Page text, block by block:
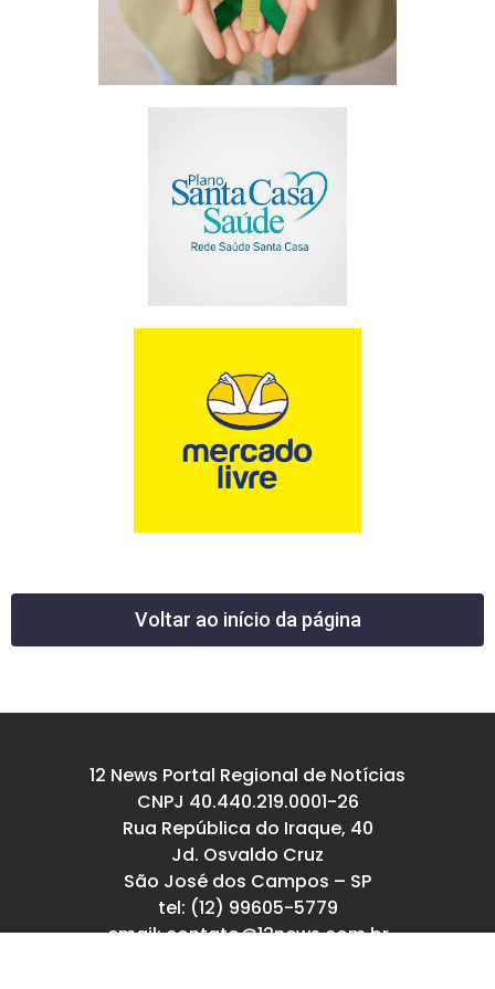
Voltar ao início da página
12 News Portal Regional de Notícias
CNPJ 40.440.219.0001-26
Rua República do Iraque, 40
Jd. Osvaldo Cruz
São José dos Campos – SP
tel: (12) 99605-5779
email: contato@12news.com.br